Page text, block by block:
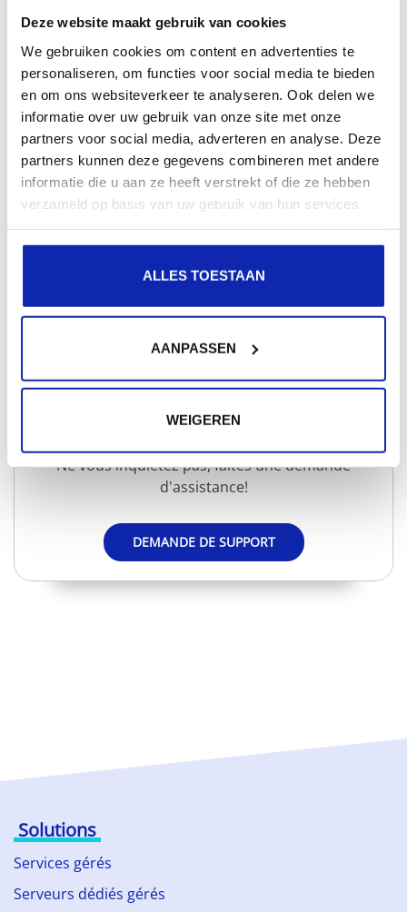
Deze website maakt gebruik van cookies
We gebruiken cookies om content en advertenties te
personaliseren, om functies voor social media te bieden
en om ons websiteverkeer te analyseren. Ook delen we
informatie over uw gebruik van onze site met onze
partners voor social media, adverteren en analyse. Deze
partners kunnen deze gegevens combineren met andere
informatie die u aan ze heeft verstrekt of die ze hebben
verzameld op basis van uw gebruik van hun services.
ALLES TOESTAAN
AANPASSEN
WEIGEREN
En savoir plus
Besoin d'aide supplémentaire?
Vous n'avez pas obtenu de réponse à toutes vos
Ne vous inquiétez pas, faites une demande
d'assistance!
DEMANDE DE SUPPORT
Solutions
Services gérés
Serveurs dédiés gérés